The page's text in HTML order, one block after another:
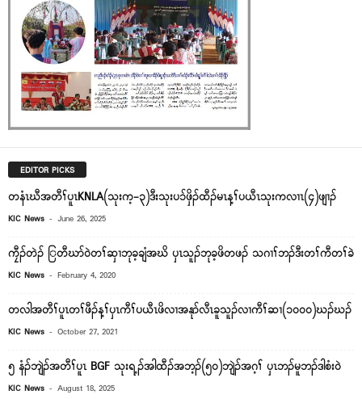
EDITOR PICKS
တနံၤဃီအတီၢ်ပူၤKNLA(သုးက့-၃)ဒီးသုးပၥ်ဖှိၣ်ထီၣ်မၤန့ၢ်ပယီၤသုးကလၢၤ(၄)ဖျၢၣ်
KIC News - June 26, 2025
ကၠီၣ်တဲၣ် ြတီဃာ်၀ဲတၢ်ဆှၢဘုခ့ချံအဃိ ၦၤသူၣ်ဘုခ့ဖိတဖၣ် သဂၢၢ်ဘၣ်ဒီးတၢ်ကီတၢ်ခဲ
KIC News - February 4, 2020
တလါအတီၢ်ပူၤတၢ်ဖီၣ်န့ၢ်ၦၤကီၢ်ပယီၤဖိလၢအနုာ်လီၤခူသူၣ်လၢကီၢ်ဆၢ(၁၀၀၀)ဃၣ်ဃၣ်
KIC News - October 27, 2021
၅ နံၣ်ဘျဲၣ်အတီၢ်ပူၤ BGF သုးရ့ၣ်အါထီၣ်အဘ့ၣ်(၅၀)ဘျဲၣ်အဂ့ၢ် ပှၤဘၣ်မူဘၣ်ဒါစံးဝဲ
KIC News - August 18, 2025